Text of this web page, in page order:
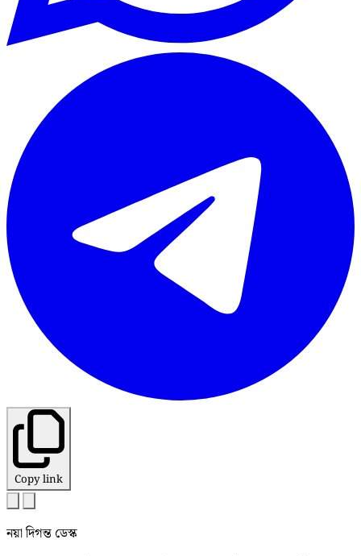
Copy link
নয়া দিগন্ত ডেস্ক